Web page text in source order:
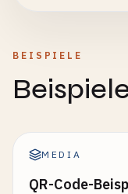
BEISPIELE
MEDIA
QR-Code-